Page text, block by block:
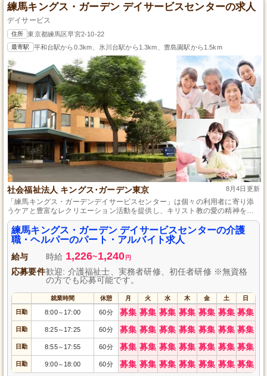
練馬キングス・ガーデン デイサービスセンターの求人
デイサービス
住所 東京都練馬区早宮2-10-22
最寄駅 平和台駅から0.3km、氷川台駅から1.3km、豊島園駅から1.5km
社会福祉法人 キングス･ガーデン東京 8月4日更新
「練馬キングス・ガーデンデイサービスセンター」は個々の利用者に寄り添
うケアと豊富なレクリエーション活動を提供し、キリスト教の愛の精神を土
台に安心の老後生活をサポートします。
練馬キングス・ガーデン デイサービスセンターの介護
職・ヘルパーのパート・アルバイト求人
給与 時給 1,226~1,240 円
応募要件歓迎: 介護福祉士、実務者研修、初任者研修 ※無資格
の方でも応募可能です。
就業時間 休憩 月 火 水 木 金 土 日
日勤 8:00～ 17:00 60分 募集 募集 募集 募集 募集 募集 募集
日勤 8:25～ 17:25 60分 募集 募集 募集 募集 募集 募集 募集
日勤 8:55～ 17:55 60分 募集 募集 募集 募集 募集 募集 募集
日勤 9:00～ 18:00 60分 募集 募集 募集 募集 募集 募集 募集